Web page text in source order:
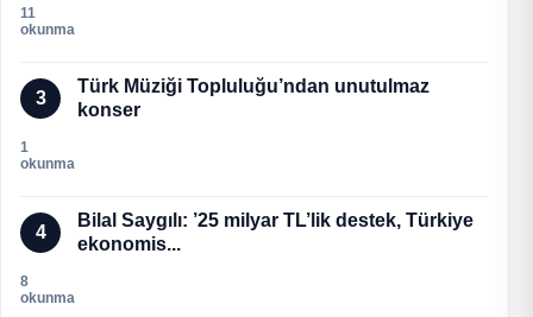
11
okunma
3
Türk Müziği Topluluğu’ndan unutulmaz
konser
1
okunma
4
Bilal Saygılı: ’25 milyar TL’lik destek, Türkiye
ekonomis...
8
okunma